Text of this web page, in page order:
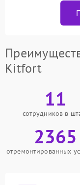
Kitfort
11
сотрудников в
2365
отремонтированных